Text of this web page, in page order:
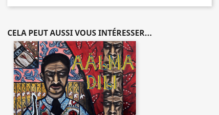
CELA PEUT AUSSI VOUS INTÉRESSER...